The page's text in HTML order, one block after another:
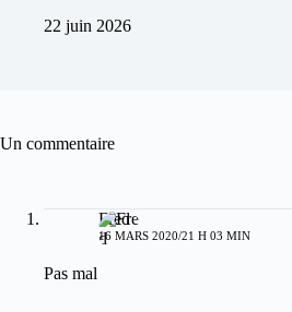
22 juin 2026
Un commentaire
Fred
16 MARS 2020/21 H 03 MIN
Pas mal